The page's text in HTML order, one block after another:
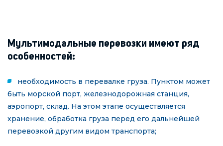
Мультимодальные перевозки имеют ряд
особенностей:
необходимость в перевалке груза. Пунктом может
быть морской порт, железнодорожная станция,
аэропорт, склад. На этом этапе осуществляется
хранение, обработка груза перед его дальнейшей
перевозкой другим видом транспорта;